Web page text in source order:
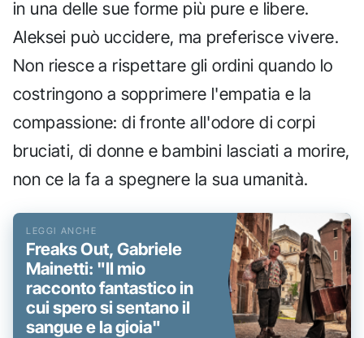
in una delle sue forme più pure e libere.
Aleksei può uccidere, ma preferisce vivere.
Non riesce a rispettare gli ordini quando lo
costringono a sopprimere l'empatia e la
compassione: di fronte all'odore di corpi
bruciati, di donne e bambini lasciati a morire,
non ce la fa a spegnere la sua umanità.
Freaks Out, Gabriele
Mainetti: "Il mio
racconto fantastico in
cui spero si sentano il
sangue e la gioia"